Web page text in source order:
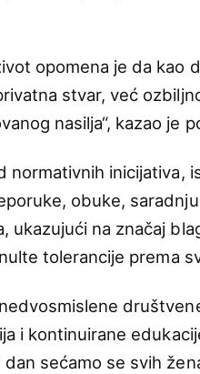
opomena je da kao
stvar, već
nasilja“, kazao je
normativnih inicijativa,
obuke,
ukazujući na značaj
tolerancije prema
i kontinuirane
dan sećamo se svih